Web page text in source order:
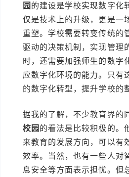
园的建设是学校实现数字化
仅是技术上的升级，更是一
重塑。学校需要转变传统的
驱动的决策机制，实现管理
时，还需要加强师生的数字
应数字化环境的能力。只有
的数字化转型，提升学校的
据我的了解，不少教育界的
校园的看法是比较积极的。
来教育的发展方向，可以有
效率。当然，也有一些人对
息安全等方面表示担忧。但